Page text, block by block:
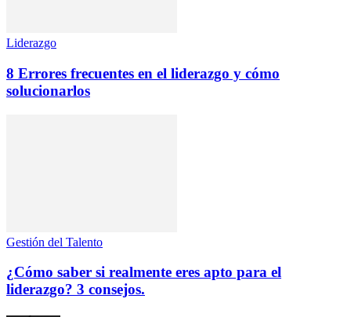
Liderazgo
8 Errores frecuentes en el liderazgo y cómo
solucionarlos
Gestión del Talento
¿Cómo saber si realmente eres apto para el
liderazgo? 3 consejos.